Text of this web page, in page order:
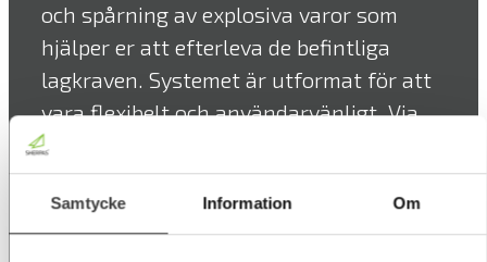
Samtycke Information Om
och spårning av explosiva varor som
hjälper er att efterleva de befintliga
lagkraven. Systemet är utformat för att
vara flexibelt och användarvänligt. Via
datorn administreras systemet, där ni
enkelt kan lägga upp användare,
lagerområden och produktgrupper.